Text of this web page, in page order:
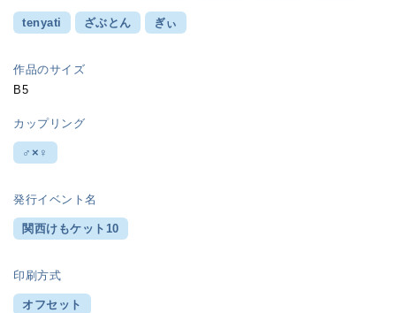
tenyati ざぶとん ぎぃ
作品のサイズ
B5
カップリング
♂×♀
発行イベント名
関西けもケット10
印刷方式
オフセット